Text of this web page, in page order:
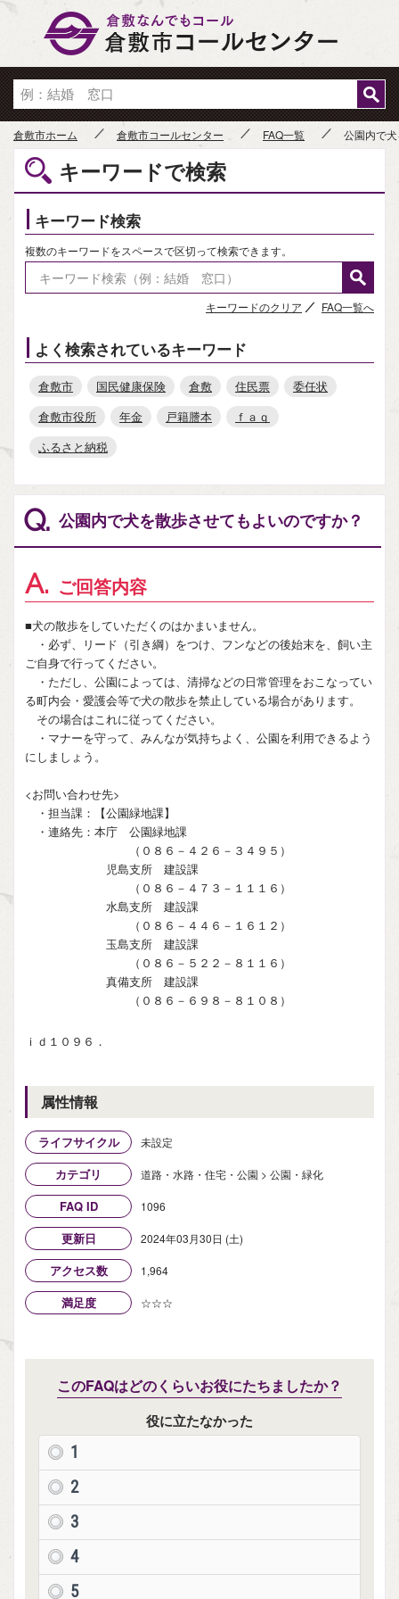
倉敷市ホーム 倉敷市コールセンター FAQ一覧 公園内で
キーワードで検索
キーワード検索
複数のキーワードをスペースで区切って検索できます。
キーワードのクリア FAQ一覧へ
よく検索されているキーワード
倉敷市 国民健康保険 倉敷 住民票
委任状
倉敷市役所
年金 戸籍謄本
ｆａｑ
ふるさと納税
Q. 公園内で犬を散歩させてもよいのですか？
A. ご回答内容
■犬の散歩をしていただくのはかまいません。
・必ず、リード（引き綱）をつけ、フンなどの後始末を、飼い主
ご自身で行ってください。
・ただし、公園によっては、清掃などの日常管理をおこなってい
る町内会・愛護会等で犬の散歩を禁止している場合があります。
その場合はこれに従ってください。
・マナーを守って、みんなが気持ちよく、公園を利用できるよう
にしましょう。
<お問い合わせ先>
・担当課：【公園緑地課】
・連絡先：本庁 公園緑地課
（０８６－４２６－３４９５）
児島支所 建設課
（０８６－４７３－１１１６）
水島支所 建設課
（０８６－４４６－１６１２）
玉島支所 建設課
（０８６－５２２－８１１６）
真備支所 建設課
（０８６－６９８－８１０８）
ｉｄ１０９６．
属性情報
ライフサイクル 未設定
カテゴリ 道路・水路・住宅・公園 > 公園・緑化
FAQ ID 1096
更新日 2024年03月30日 (土)
アクセス数 1,964
満足度 ☆☆☆
このFAQはどのくらいお役にたちましたか？
役に立たなかった
1
2
3
4
5